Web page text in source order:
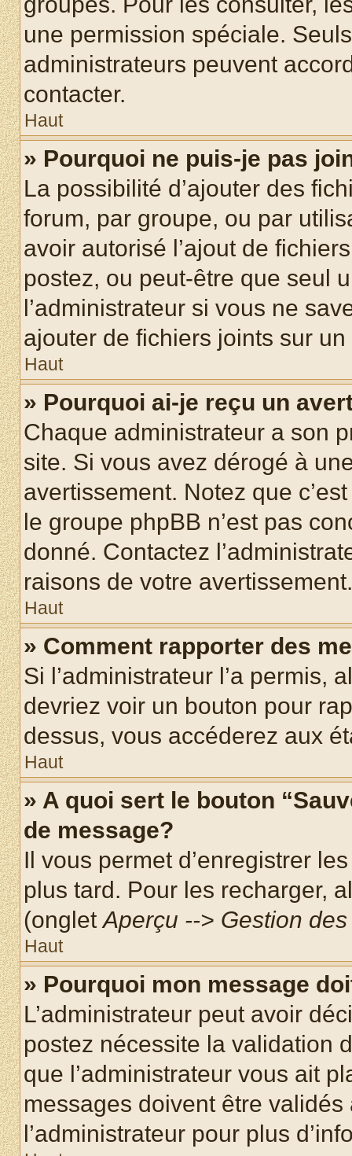
une permission spéciale.
administrateurs peuvent
contacter.
Haut
» Pourquoi ne puis-je pas
La possibilité d’ajouter des
forum, par groupe, ou par
avoir autorisé l’ajout de
postez, ou peut-être que seul
l’administrateur si vous ne
ajouter de fichiers joints sur un
Haut
» Pourquoi ai-je reçu un
Chaque administrateur a son
site. Si vous avez dérogé à
avertissement. Notez que
le groupe phpBB n’est pas
donné. Contactez
raisons de votre avertissement.
Haut
» Comment rapporter des
Si l’administrateur l’a permis,
devriez voir un bouton pour
dessus, vous accéderez aux
Haut
» A quoi sert le bouton
de message?
Il vous permet d’enregistrer
plus tard. Pour les recharger,
(ongletAperçu --> Gestion
Haut
» Pourquoi mon message
L’administrateur peut avoir
postez nécessite la validation
que l’administrateur vous ait
messages doivent être validés
l’administrateur pour plus